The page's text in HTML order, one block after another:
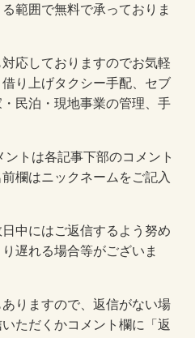
範囲で無料で承っておりま
応しておりますのでお気軽
り上げタクシー手配、セブ
民泊・現地事業の管理、手
トは各記事下部のコメント
欄はニックネームをご記入
中にはご返信するよう努め
遅れる場合等がございま
りますので、返信がない場
ただくかコメント欄に「返